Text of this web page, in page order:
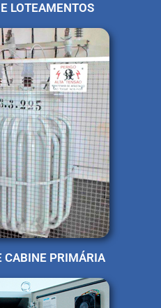
LOTEAMENTOS
CABINE PRIMÁRIA